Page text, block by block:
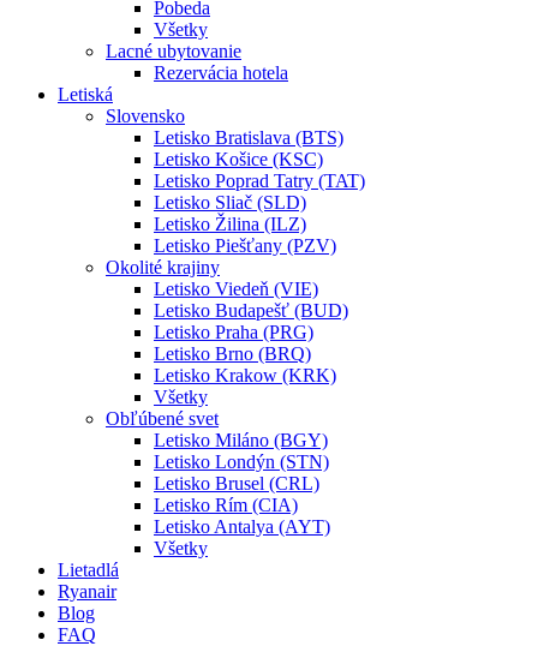
Pobeda
Všetky
Lacné ubytovanie
Rezervácia hotela
Letiská
Slovensko
Letisko Bratislava (BTS)
Letisko Košice (KSC)
Letisko Poprad Tatry (TAT)
Letisko Sliač (SLD)
Letisko Žilina (ILZ)
Letisko Piešťany (PZV)
Okolité krajiny
Letisko Viedeň (VIE)
Letisko Budapešť (BUD)
Letisko Praha (PRG)
Letisko Brno (BRQ)
Letisko Krakow (KRK)
Všetky
Obľúbené svet
Letisko Miláno (BGY)
Letisko Londýn (STN)
Letisko Brusel (CRL)
Letisko Rím (CIA)
Letisko Antalya (AYT)
Všetky
Lietadlá
Ryanair
Blog
FAQ